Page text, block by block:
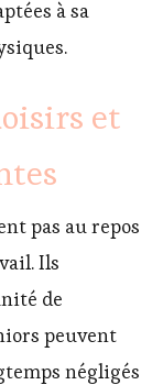
à sa
et
pas au repos
Ils
de
peuvent
négligés